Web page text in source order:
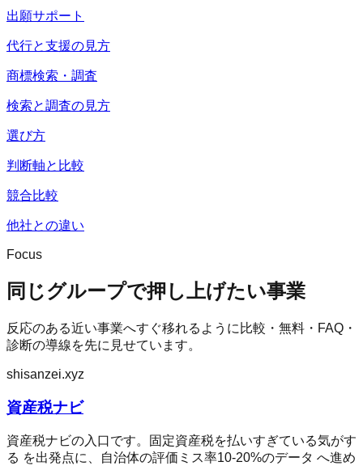
出願サポート
代行と支援の見方
商標検索・調査
検索と調査の見方
選び方
判断軸と比較
競合比較
他社との違い
Focus
同じグループで押し上げたい事業
反応のある近い事業へすぐ移れるように比較・無料・FAQ・
診断の導線を先に見せています。
shisanzei.xyz
資産税ナビ
資産税ナビの入口です。固定資産税を払いすぎている気がす
る を出発点に、自治体の評価ミス率10-20%のデータ へ進め